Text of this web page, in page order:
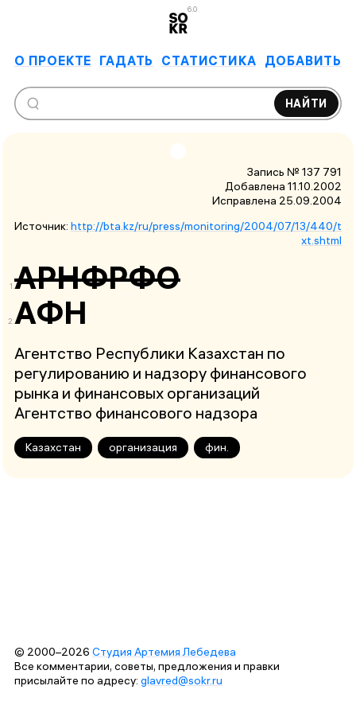
6.0
О ПРОЕКТЕ ГАДАТЬ СТАТИСТИКА ДОБАВИТЬ
НАЙТИ
Запись № 137 791
Добавлена 11.10.2002
Исправлена 25.09.2004
Источник: http://bta.kz/ru/press/monitoring/2004/07/13/440/t
xt.shtml
АРНФРФО
АФН
Агентство Республики Казахстан по
регулированию и надзору финансового
рынка и финансовых организаций
Агентство финансового надзора
Казахстан организация фин.
© 2000–2026 Студия Артемия Лебедева
Все комментарии, советы, предложения и правки
присылайте по адресу: glavred@sokr.ru